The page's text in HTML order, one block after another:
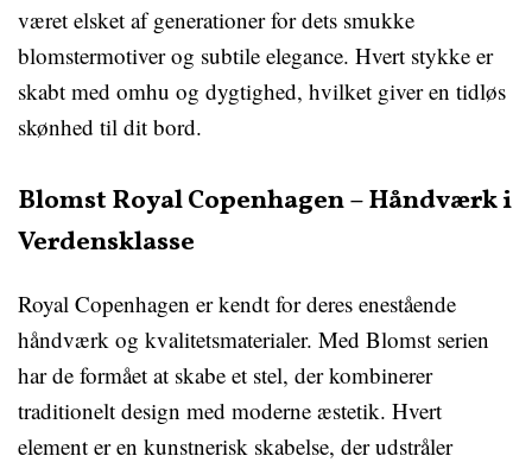
været elsket af generationer for dets smukke
blomstermotiver og subtile elegance. Hvert stykke er
skabt med omhu og dygtighed, hvilket giver en tidløs
skønhed til dit bord.
Blomst Royal Copenhagen – Håndværk i
Verdensklasse
Royal Copenhagen er kendt for deres enestående
håndværk og kvalitetsmaterialer. Med Blomst serien
har de formået at skabe et stel, der kombinerer
traditionelt design med moderne æstetik. Hvert
element er en kunstnerisk skabelse, der udstråler